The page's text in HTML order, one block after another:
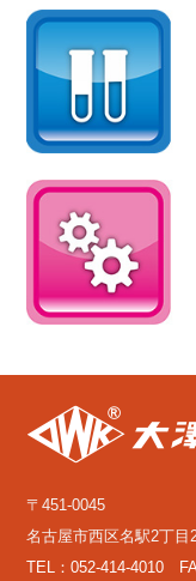
〒451-0045
名古屋市西区名駅2丁目
TEL：052-414-4010